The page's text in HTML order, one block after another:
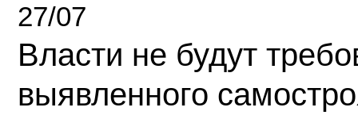
27/07
Власти не будут
выявленного